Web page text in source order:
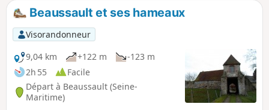
Beaussault et ses hameaux
Visorandonneur
9,04 km
+122 m
-123 m
2h 55
Facile
Départ à Beaussault (Seine-
Maritime)